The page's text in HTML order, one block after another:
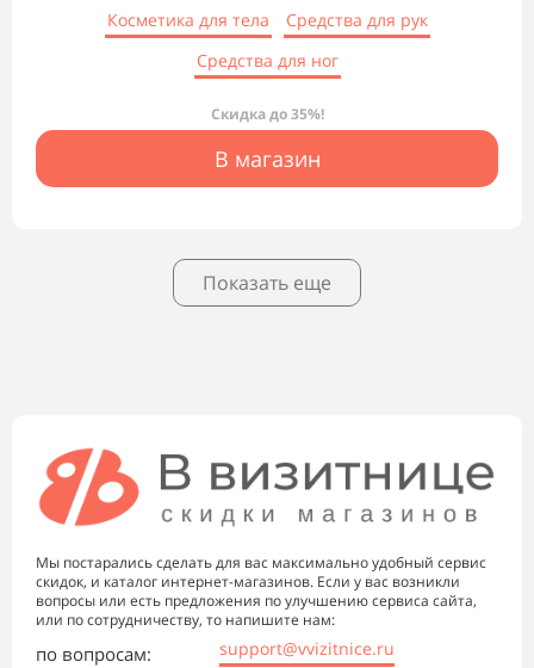
Косметика для тела
Средства для рук
Средства для ног
Скидка до 35%!
В магазин
Показать еще
Мы постарались сделать для вас максимально удобный сервис
скидок, и каталог интернет-магазинов. Если у вас возникли
вопросы или есть предложения по улучшению сервиса сайта,
или по сотрудничеству, то напишите нам:
по вопросам: support@vvizitnice.ru